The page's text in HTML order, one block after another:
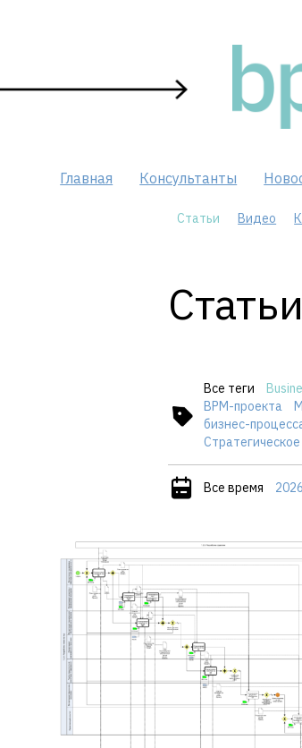
content
Главная Консультанты
Статьи Видео
Статьи
Все теги
BPM-проекта
бизнес-
Все время 2026